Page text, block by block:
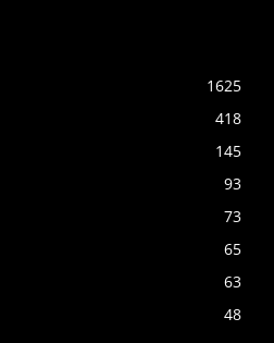
1625
418
145
93
73
65
63
48